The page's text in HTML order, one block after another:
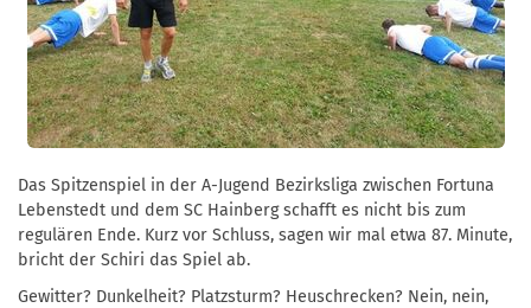
Das Spitzenspiel in der A-Jugend Bezirksliga zwischen Fortuna
Lebenstedt und dem SC Hainberg schafft es nicht bis zum
regulären Ende. Kurz vor Schluss, sagen wir mal etwa 87. Minute,
bricht der Schiri das Spiel ab.
Gewitter? Dunkelheit? Platzsturm? Heuschrecken? Nein, nein,